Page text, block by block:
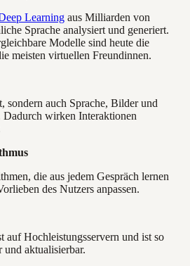
Learning aus Milliarden von
Sprache analysiert und generiert.
Modelle sind heute die
meisten virtuellen Freundinnen.
sondern auch Sprache, Bilder und
Dadurch wirken Interaktionen
die aus jedem Gespräch lernen
des Nutzers anpassen.
Hochleistungsservern und ist so
aktualisierbar.